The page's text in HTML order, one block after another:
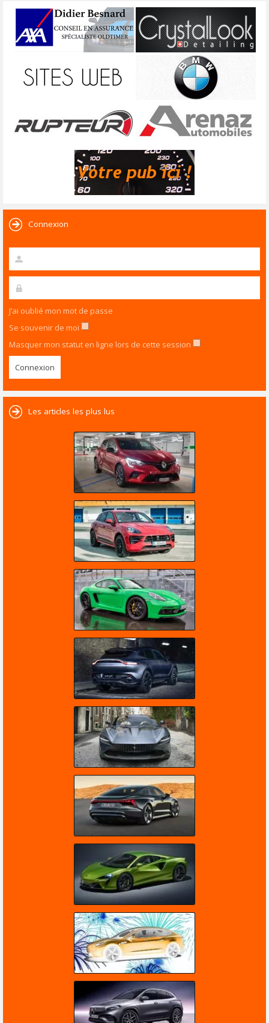
Connexion
J’ai oublié mon mot de passe
Se souvenir de moi
Masquer mon statut en ligne lors de cette session
Les articles les plus lus